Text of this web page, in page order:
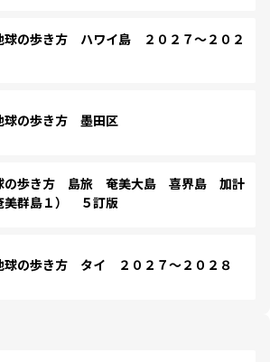
の歩き方 ハワイ島 ２０２７～２０２
の歩き方 墨田区
の歩き方 島旅 奄美大島 喜界島 加計
美群島１） ５訂版
の歩き方 タイ ２０２７～２０２８